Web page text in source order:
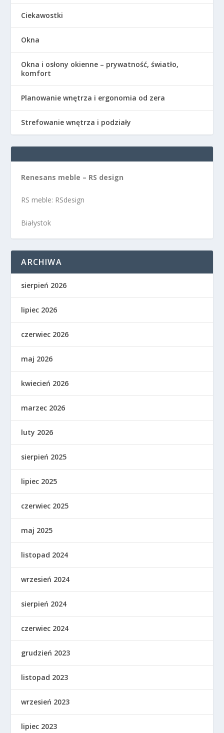
Ciekawostki
Okna
Okna i osłony okienne – prywatność, światło,
komfort
Planowanie wnętrza i ergonomia od zera
Strefowanie wnętrza i podziały
Renesans meble – RS design
RS meble: RSdesign
Białystok
ARCHIWA
sierpień 2026
lipiec 2026
czerwiec 2026
maj 2026
kwiecień 2026
marzec 2026
luty 2026
sierpień 2025
lipiec 2025
czerwiec 2025
maj 2025
listopad 2024
wrzesień 2024
sierpień 2024
czerwiec 2024
grudzień 2023
listopad 2023
wrzesień 2023
lipiec 2023